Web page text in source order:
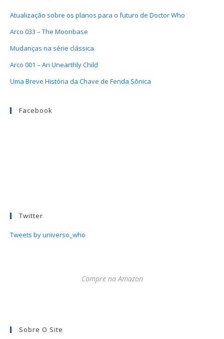
Atualização sobre os planos para o futuro de Doctor Who
Arco 033 – The Moonbase
Mudanças na série clássica
Arco 001 – An Unearthly Child
Uma Breve História da Chave de Fenda Sônica
Facebook
Twitter
Tweets by universo_who
Compre na Amazon
Sobre O Site